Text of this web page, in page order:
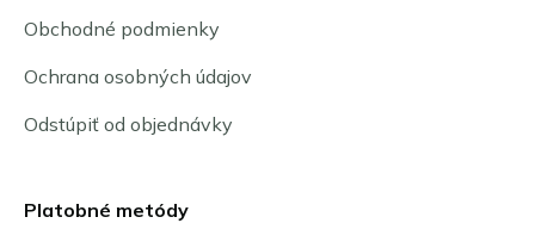
Obchodné podmienky
Ochrana osobných údajov
Odstúpiť od objednávky
Platobné metódy